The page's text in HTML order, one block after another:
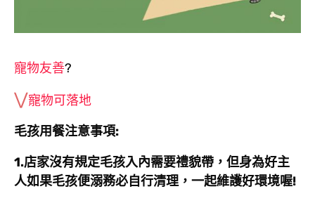
寵物友善?
⋁寵物可落地
毛孩用餐注意事項:
1.店家沒有規定毛孩入內需要禮貌帶，但身為好主
人如果毛孩便溺務必自行清理，一起維護好環境喔!